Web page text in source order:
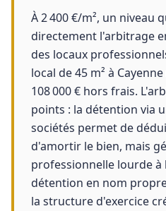
À 2 400 €/m², un niveau
directement l'arbitrage
des locaux
local de 45 m² à
108 000 € hors frais.
points : la détention via
sociétés permet de
d'amortir le bien, mais
professionnelle lourde à
détention en nom
la structure d'exercice